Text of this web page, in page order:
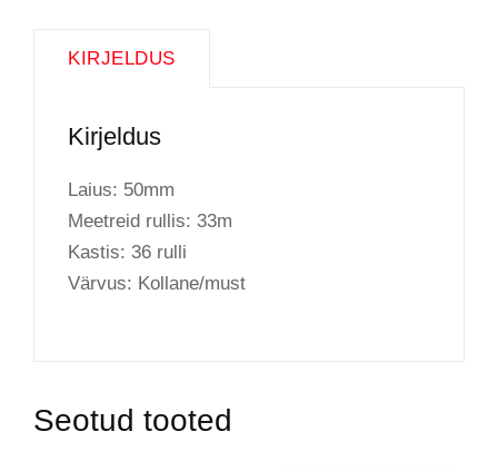
KIRJELDUS
Kirjeldus
Laius: 50mm
Meetreid rullis: 33m
Kastis: 36 rulli
Värvus: Kollane/must
Seotud tooted